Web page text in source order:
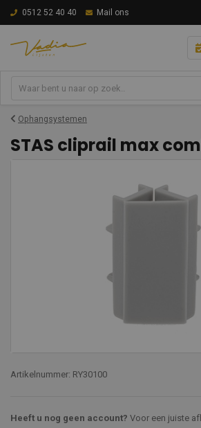
0512 52 40 40 Mail ons
Ophangsystemen
STAS cliprail max
Artikelnummer: RY30100
Heeft u nog geen account? Voor een juiste